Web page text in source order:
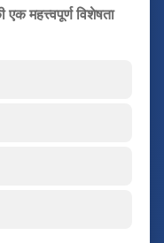
महत्त्वपूर्ण विशेषता